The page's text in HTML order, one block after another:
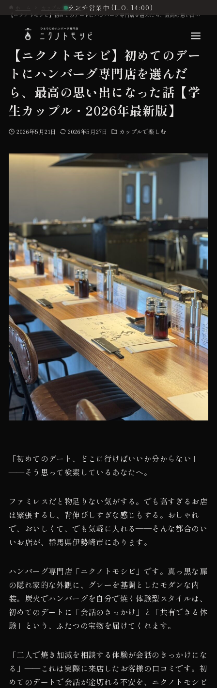
ランチ営業中 (L.O. 14:00)
こだわり
お品書き
初めての方へ
カップルで楽しむ
【ニクノトモシビ】初めてのデートにハンバーグ専門店を選んだら、最高の思い出になった話【学生カップル・2026年最新版】
【ニクノトモシビ】初めてのデー
トにハンバーグ専門店を選んだ
ら、最高の思い出になった話【学
生カップル・2026年最新版】
2026年5月21日 2026年5月27日 カップルで楽しむ
「初めてのデート、どこに行けばいいか分からない」
——そう思って検索しているあなたへ。
ファミレスだと物足りない気がする。でも高すぎるお店
は緊張するし、背伸びしすぎな感じもする。おしゃれ
で、おいしくて、でも気軽に入れる——そんな都合のい
いお店が、群馬県伊勢崎市にあります。
ハンバーグ専門店「ニクノトモシビ」です。真っ黒な扉
の隠れ家的な外観に、グレーを基調としたモダンな内
装。炭火でハンバーグを自分で焼く体験型スタイルは、
初めてのデートに「会話のきっかけ」と「共有できる体
験」という、ふたつの宝物を届けてくれます。
「二人で焼き加減を相談する体験が会話のきっかけにな
る」——これは実際に来店したお客様の口コミです。初
めてのデートで会話が途切れる不安を、ニクノトモシビ